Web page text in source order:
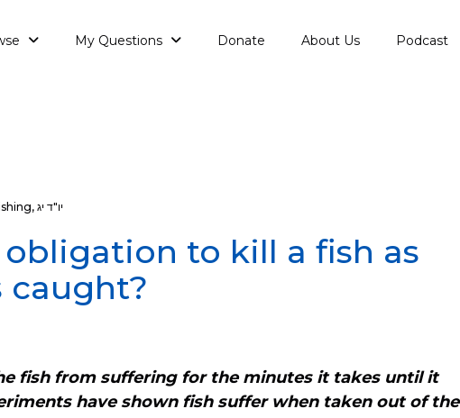
My Questions Donate About Us Podcast
, יו"ד יג
obligation to kill a fish as
caught?
fish from suffering for the minutes it takes until it
have shown fish suffer when taken out of the